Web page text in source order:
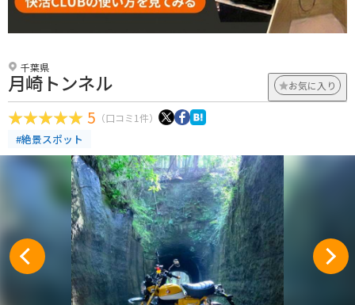
千葉県
月崎トンネル お気に入り
5 （口コミ1件）
#絶景スポット